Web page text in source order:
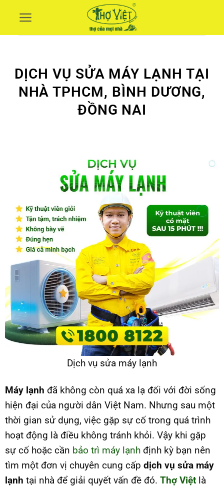
content
DỊCH VỤ SỬA MÁY LẠNH TẠI
NHÀ TPHCM, BÌNH DƯƠNG,
ĐỒNG NAI
Dịch vụ sửa máy lạnh
Máy lạnh đã không còn quá xa lạ đối với đời sống
hiện đại của người dân Việt Nam. Nhưng sau một
thời gian sử dụng, việc gặp sự cố trong quá trình
hoạt động là điều không tránh khỏi. Vậy khi gặp
sự cố hoặc cần bảo trì máy lạnh định kỳ bạn nên
tìm một đơn vị chuyên cung cấp dịch vụ sửa máy
lạnh tại nhà để giải quyết vấn đề đó. Thợ Việt là